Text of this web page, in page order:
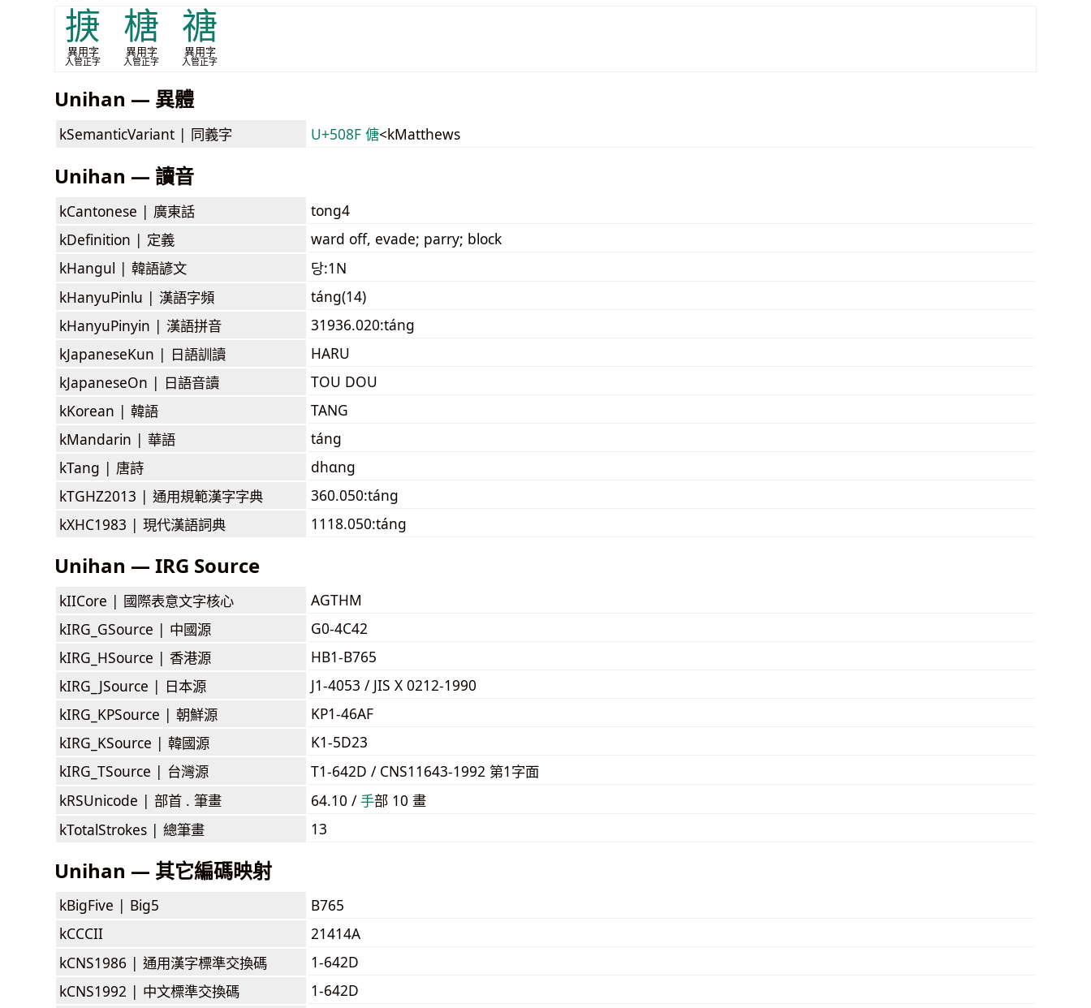
掶
異用字
入管正字
榶
異用字
入管正字
禟
異用字
入管正字
Unihan — 異體
kSemanticVariant | 同義字 U+508F 傏<kMatthews
Unihan — 讀音
kCantonese | 廣東話
tong4
kDefinition | 定義
ward off, evade; parry; block
kHangul | 韓語諺文
당:1N
kHanyuPinlu | 漢語字頻
táng(14)
kHanyuPinyin | 漢語拼音
31936.020:táng
kJapaneseKun | 日語訓讀
HARU
kJapaneseOn | 日語音讀
TOU DOU
kKorean | 韓語
TANG
kMandarin | 華語
táng
kTang | 唐詩
dhɑng
kTGHZ2013 | 通用規範漢字字典
360.050:táng
kXHC1983 | 現代漢語詞典 1118.050:táng
Unihan — IRG Source
kIICore | 國際表意文字核心
AGTHM
kIRG_GSource | 中國源
G0-4C42
kIRG_HSource | 香港源
HB1-B765
kIRG_JSource | 日本源
J1-4053 / JIS X 0212-1990
kIRG_KPSource | 朝鮮源
KP1-46AF
kIRG_KSource | 韓國源
K1-5D23
kIRG_TSource | 台灣源
T1-642D / CNS11643-1992 第1字面
kRSUnicode | 部首 . 筆畫 64.10 /⼿部 10 畫
kTotalStrokes | 總筆畫 13
Unihan — 其它編碼映射
kBigFive | Big5
B765
kCCCII
21414A
kCNS1986 | 通用漢字標準交換碼
1-642D
kCNS1992 | 中文標準交換碼 1-642D